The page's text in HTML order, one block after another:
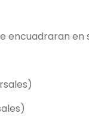
encuadraran en